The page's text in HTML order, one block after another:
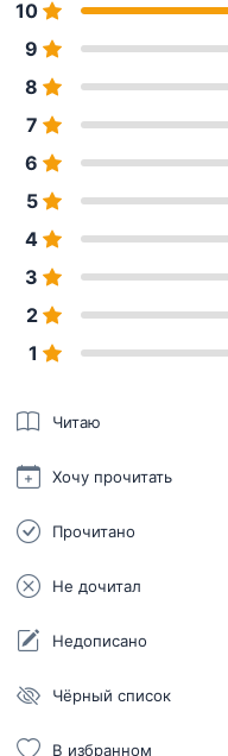
10
9
8
7
6
5
4
3
2
1
Читаю
Хочу прочитать
Прочитано
Не дочитал
Недописано
Чёрный список
В избранном